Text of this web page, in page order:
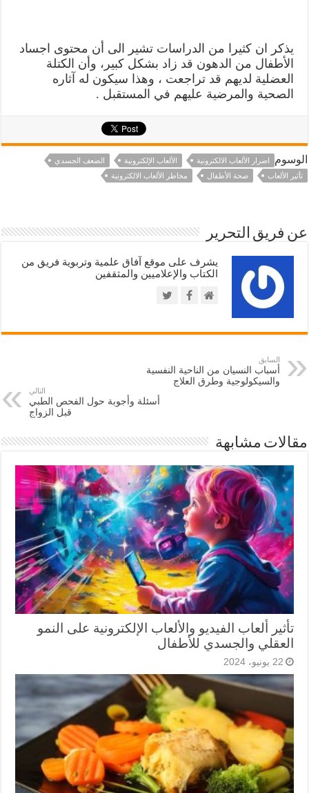
يذكر ان كثيرا من الدراسات تشير الى أن محتوى اجساد
الأطفال من الدهون قد زاد بشكل كبير، وأن الكتلة
العضلية لديهم قد تراجعت ، وهذا سيكون له آثاره
الصحية والمرضية عليهم في المستقبل .
الوسوم اضرار الألعاب الالكترونية الألعاب الإلكترونية
الضعف الجسدي
تأثير الألعاب
صحة الأطفال مخاطر الألعاب الالكترونية
عن فريق التحرير
يشرف على موقع آفاق علمية وتربوية فريق من
الكتاب والإعلاميين والمثقفين
السابق
أسباب النسيان من الناحية النفسية
والسيكولوجية وطرق العلاج
التالي
أسئلة وأجوبة حول الفحص الطبي
قبل الزواج
مقالات مشابهة
تأثير ألعاب الفيديو والألعاب الإلكترونية على النمو
العقلي والجسدي للأطفال
22 يونيو، 2024